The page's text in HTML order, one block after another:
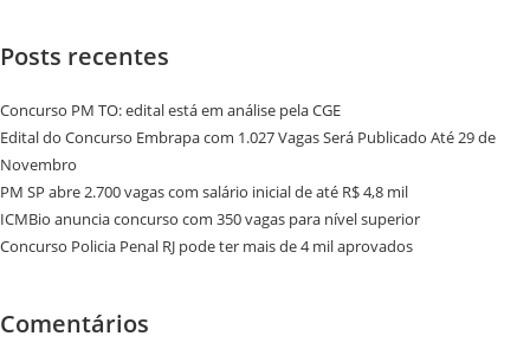
Posts recentes
Concurso PM TO: edital está em análise pela CGE
Edital do Concurso Embrapa com 1.027 Vagas Será Publicado Até 29 de
Novembro
PM SP abre 2.700 vagas com salário inicial de até R$ 4,8 mil
ICMBio anuncia concurso com 350 vagas para nível superior
Concurso Policia Penal RJ pode ter mais de 4 mil aprovados
Comentários